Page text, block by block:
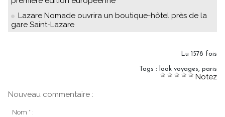
Lazare Nomade ouvrira un boutique-hôtel près de la
gare Saint-Lazare
Lu 1578 fois
Tags : look voyages, paris
Notez
Nouveau commentaire :
Nom * :